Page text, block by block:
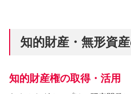
知的財産・無形資
知的財産権の取得・活用